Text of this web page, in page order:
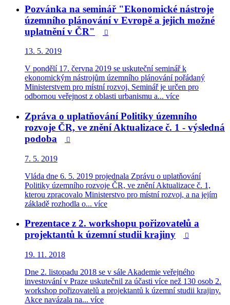
Pozvánka na seminář "Ekonomické nástroje
územního plánování v Evropě a jejich možné
uplatnění v ČR"

13. 5. 2019
V pondělí 17. června 2019 se uskuteční seminář k
ekonomickým nástrojům územního plánování pořádaný
Ministerstvem pro místní rozvoj. Seminář je určen pro
odbornou veřejnost z oblasti urbanismu a... více
Zpráva o uplatňování Politiky územního
rozvoje ČR, ve znění Aktualizace č. 1 - výsledná
podoba

7. 5. 2019
Vláda dne 6. 5. 2019 projednala Zprávu o uplatňování
Politiky územního rozvoje ČR, ve znění Aktualizace č. 1,
kterou zpracovalo Ministerstvo pro místní rozvoj, a na jejím
základě rozhodla o... více
Prezentace z 2. workshopu pořizovatelů a
projektantů k územní studii krajiny

19. 11. 2018
Dne 2. listopadu 2018 se v sále Akademie veřejného
investování v Praze uskutečnil za účasti více než 130 osob 2.
workshop pořizovatelů a projektantů k územní studii krajiny.
Akce navázala na... více